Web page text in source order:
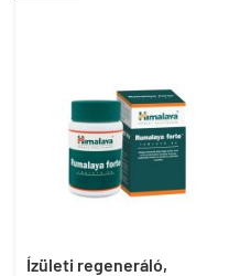
Ízületi regeneráló,